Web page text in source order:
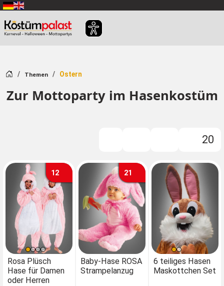
Zum Hauptinhalt springen
Startseite
Themen Ostern
Zur Mottoparty im Hasenkostüm
20
12
Rosa Plüsch
Hase für Damen
oder Herren
Farben
Rosa Plüsch
Hase für Damen
21
Größen
68-74 74-80
Baby-Hase ROSA
Strampelanzug
Größen
68-74 74-80
Einheitsgröße
6 teiliges Hasen
Maskottchen Set